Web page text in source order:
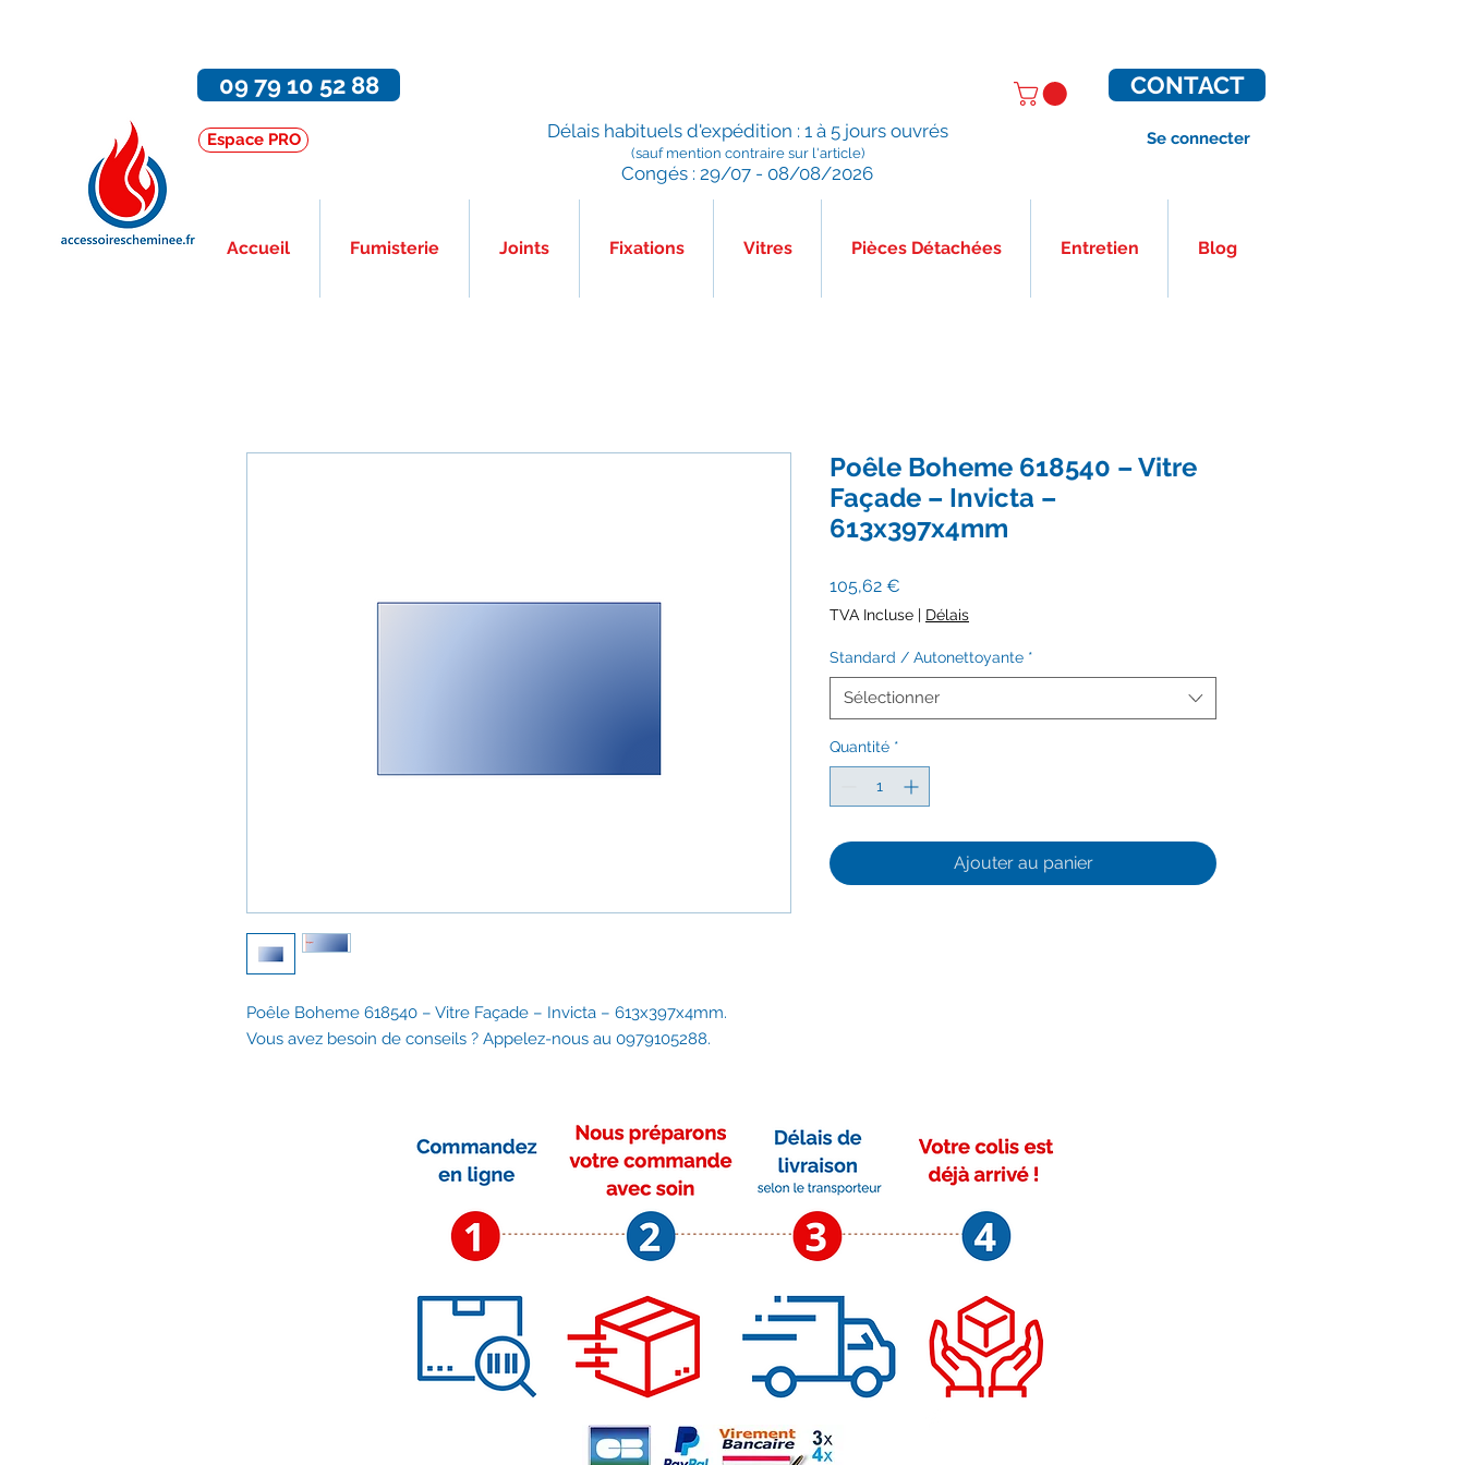
09 79 10 52 88 CONTACT
Se connecter
Accueil Fumisterie Joints Fixations Vitres Pièces Détachées Entretien Blog
Espace PRO Délais habituels d'expédition : 1 à 5 jours ouvrés
(sauf mention contraire sur l'article)
Congés : 29/07 - 08/08/2026
Poêle Boheme 618540 – Vitre Façade – Invicta – 613x397x4mm.
Vous avez besoin de conseils ? Appelez-nous au 0979105288.
Poêle Boheme 618540 – Vitre
Façade – Invicta –
613x397x4mm
105,62 €
TVA Incluse | Délais
Standard / Autonettoyante *
Sélectionner
Quantité *
Ajouter au panier